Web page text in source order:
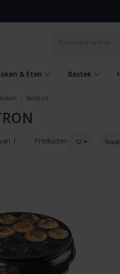
& Eten Bestek
Bestron
1 Producten 12